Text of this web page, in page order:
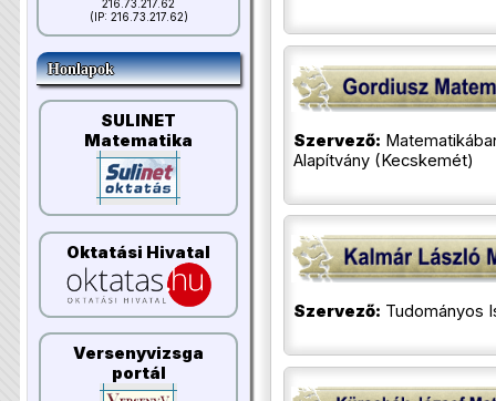
216.73.217.62
(IP: 216.73.217.62)
Honlapok
SULINET
Matematika
Oktatási Hivatal
Versenyvizsga
portál
Szervező:
Alapítvány (Kecskemét)
Szervező: Tudományos